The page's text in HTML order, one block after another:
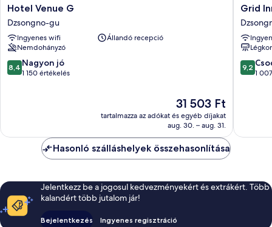
Hotel
Venue
G
Dzsongno-
gu
Hotel Venue G
Dzsongno-gu
Ingyenes wifi
Állandó recepció
Nemdohányzó
8.4
ennyiből:
8,4 Nagyon jó
1 150 értékelés
Az
31 503 Ft
31 503 Ft
tartalmazza az adókat és egyéb díjakat
aug. 30. – aug. 31.
Grid
Inn
gu
Grid
9.2
9,2
1
Hasonló szálláshelyek összehasonlítása
Jelentkezz be a jogosul kedvezményekért és extrákért. Több
kalandért több jutalom jár!
Bejelentkezés Ingyenes regisztráció